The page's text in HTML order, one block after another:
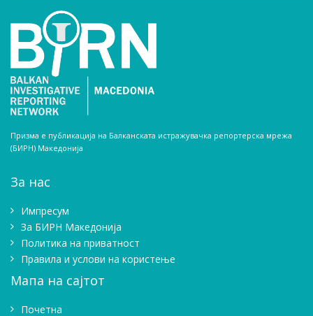
Призма е публикација на Балканската истражувачка репортерска мрежа
(БИРН) Македонија
За нас
Импресум
Зa БИРН Македонија
Политика на приватност
Правила и услови на користење
Мапа на сајтот
Почетна